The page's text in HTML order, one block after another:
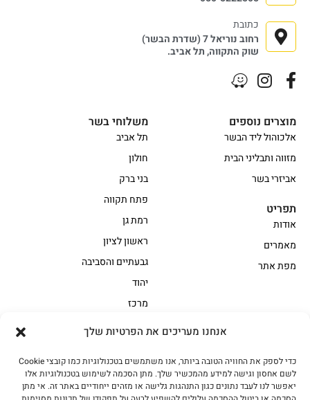
אנחנו מעריכים את הפרטיות שלך
כדי לספק את החוויה הטובה ביותר, אנו משתמשים בטכנולוגיות כמו קובצי Cookie
לשם אחסון וגישה למידע מהמכשיר שלך. מתן הסכמה לשימוש בטכנולוגיות אלו
יאפשר לנו לעבד נתונים כגון התנהגות גלישה או מזהים ייחודיים באתר זה. אי מתן
אווז
בשר בקר משובח
בשר בקר עגלה משובח
בשר למעשנת
משלוחי בשר
תל אביב
חולון
בני ברק
פתח תקווה
רמת גן
ראשון לציון
גבעתיים והסביבה
יהוד
מרכז
מוצרים נוספים
אלכוהול ליד הבשר
מזווה ותבליני הבית
אביזרי בשר
תפריט
אודות
מאמרים
מפת אתר
כתובת
רחוב נוריאל 7 (שדרת הבשר)
שוק התקווה, תל אביב.